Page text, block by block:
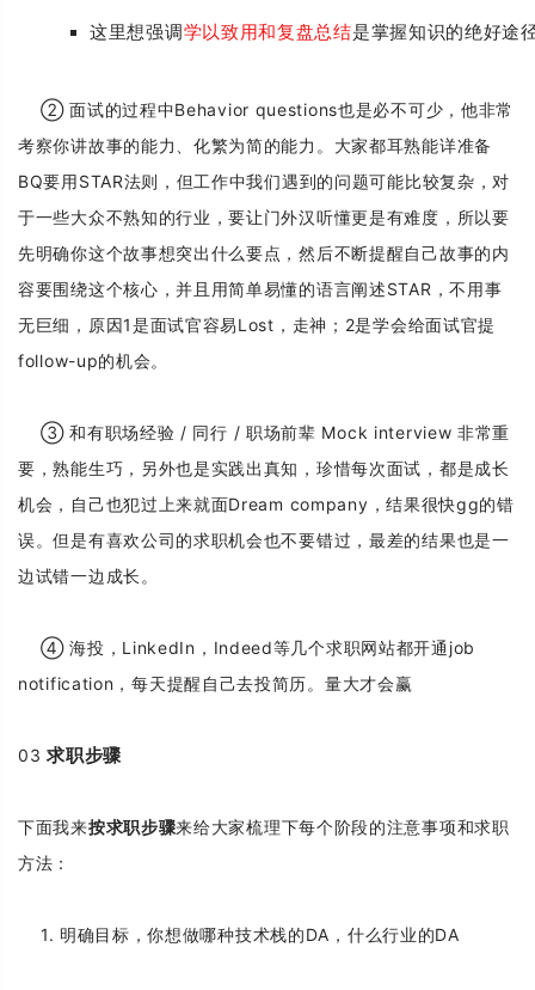
这里想强调学以致用和复盘总结是掌握知识的绝好途
② 面试的过程中Behavior questions也是必不可少，他非常
考察你讲故事的能力、化繁为简的能力。 大家都耳熟能详准备
BQ要用STAR法则，但工作中我们遇到的问题可能比较复杂，对
于一些大众不熟知的行业，要让门外汉听懂更是有难度，所以要
先明确你这个故事想突出什么要点，然后不断提醒自己故事的内
容要围绕这个核心，并且用简单易懂的语言阐述STAR，不用事
无巨细，原因1是面试官容易Lost，走神； 2是学会给面试官提
follow-up的机会。
③ 和有职场经验 / 同行 / 职场前辈 Mock interview 非常重
要，熟能生巧，另外也是实践出真知，珍惜每次面试，都是成长
机会，自己也犯过上来就面Dream company，结果很快gg的错
误。但是有喜欢公司的求职机会也不要错过，最差的结果也是一
边试错一边成长。
④ 海投，LinkedIn，Indeed等几个求职网站都开通job
notification，每天提醒自己去投简历。量大才会赢
03求职步骤
下面我来按求职步骤来给大家梳理下每个阶段的注意事项和求职
方法：
1. 明确目标，你想做哪种技术栈的DA，什么行业的DA